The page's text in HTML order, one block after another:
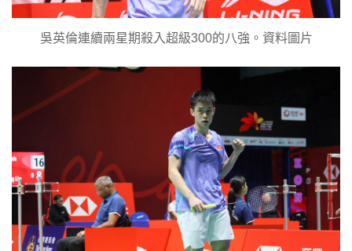
吳英倫連續兩星期殺入超級300的八強。資料圖片